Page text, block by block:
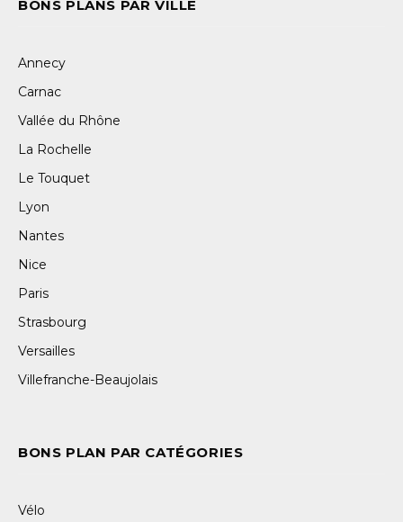
BONS PLANS PAR VILLE
Annecy
Carnac
Vallée du Rhône
La Rochelle
Le Touquet
Lyon
Nantes
Nice
Paris
Strasbourg
Versailles
Villefranche-Beaujolais
BONS PLAN PAR CATÉGORIES
Vélo